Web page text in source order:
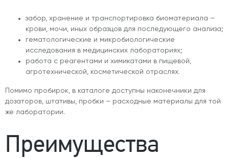
забор, хранение и транспортировка биоматериала –
крови, мочи, иных образцов для последующего анализа;
гематологические и микробиологические
исследования в медицинских лабораториях;
работа с реагентами и химикатами в пищевой,
агротехнической, косметической отраслях.
Помимо пробирок, в каталоге доступны наконечники для
дозаторов, штативы, пробки – расходные материалы для той
же лаборатории.
Преимущества